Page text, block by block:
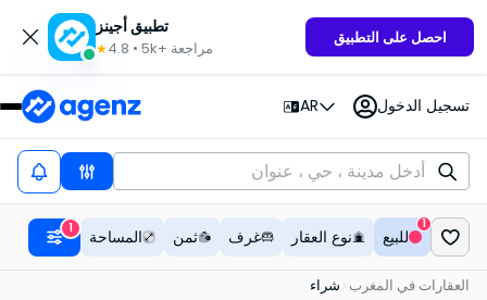
تطبيق أجينز
★4.8 • 5k+ مراجعة
احصل على التطبيق
AR تسجيل الدخول
للبيع
1
نوع العقار غرف ثمن المساحة 1
العقارات في المغرب شراء